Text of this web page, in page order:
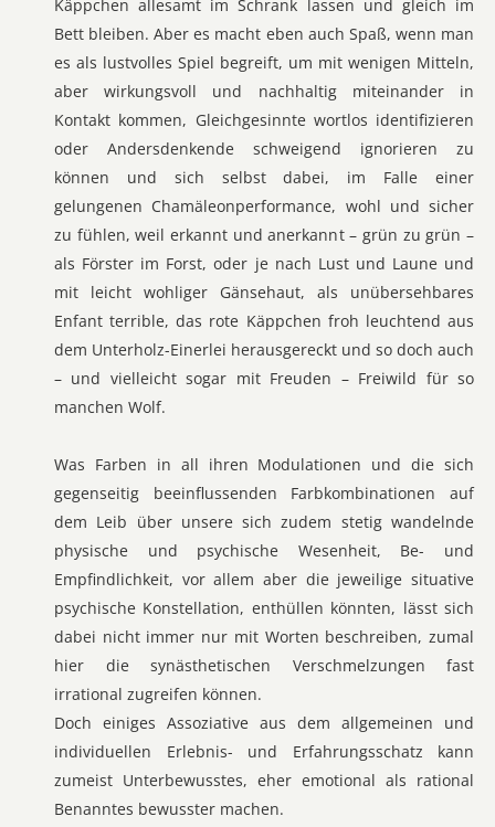
Käppchen allesamt im Schrank lassen und gleich im
Bett bleiben. Aber es macht eben auch Spaß, wenn man
es als lustvolles Spiel begreift, um mit wenigen Mitteln,
aber wirkungsvoll und nachhaltig miteinander in
Kontakt kommen, Gleichgesinnte wortlos identifizieren
oder Andersdenkende schweigend ignorieren zu
können und sich selbst dabei, im Falle einer
gelungenen Chamäleonperformance, wohl und sicher
zu fühlen, weil erkannt und anerkannt – grün zu grün –
als Förster im Forst, oder je nach Lust und Laune und
mit leicht wohliger Gänsehaut, als unübersehbares
Enfant terrible, das rote Käppchen froh leuchtend aus
dem Unterholz-Einerlei herausgereckt und so doch auch
– und vielleicht sogar mit Freuden – Freiwild für so
manchen Wolf.
Was Farben in all ihren Modulationen und die sich
gegenseitig beeinflussenden Farbkombinationen auf
dem Leib über unsere sich zudem stetig wandelnde
physische und psychische Wesenheit, Be- und
Empfindlichkeit, vor allem aber die jeweilige situative
psychische Konstellation, enthüllen könnten, lässt sich
dabei nicht immer nur mit Worten beschreiben, zumal
hier die synästhetischen Verschmelzungen fast
irrational zugreifen können.
Doch einiges Assoziative aus dem allgemeinen und
individuellen Erlebnis- und Erfahrungsschatz kann
zumeist Unterbewusstes, eher emotional als rational
Benanntes bewusster machen.